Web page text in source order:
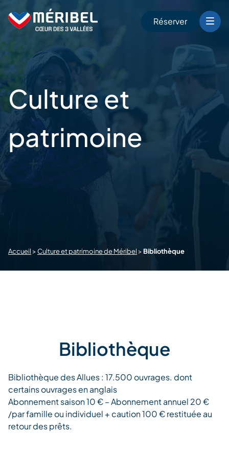
content
Réserver
Culture et
patrimoine
Accueil >Culture et patrimoine de Méribel > Bibliothèque
Bibliothèque
Bibliothèque des Allues : 17.500 ouvrages. dont
certains ouvrages en anglais
Abonnement saison 10 € – Abonnement annuel 20 €
/par famille ou individuel + caution 100 € restituée au
retour des prêts.